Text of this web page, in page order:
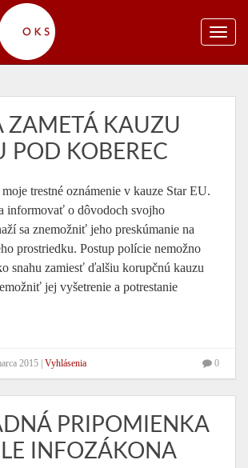
ZAMETÁ KAUZU
POD KOBEREC
trestné oznámenie v kauze Star EU.
informovať o dôvodoch svojho
sa znemožniť jeho preskúmanie na
prostriedku. Postup polície nemožno
snahu zamiesť ďalšiu korupčnú kauzu
jej vyšetrenie a potrestanie
2015 Vyhlásenia 0
PRIPOMIENKA
INFOZÁKONA